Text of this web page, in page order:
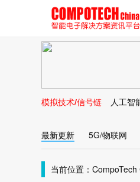
模拟技术/信号链 人工智
最新更新 5G/物联网
当前位置： CompoTech